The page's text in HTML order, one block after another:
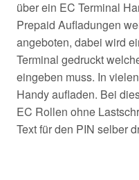
über ein EC Terminal
Prepaid Aufladungen
angeboten, dabei wird
Terminal gedruckt
eingeben muss. In
Handy aufladen. Bei
EC Rollen ohne
Text für den PIN selber